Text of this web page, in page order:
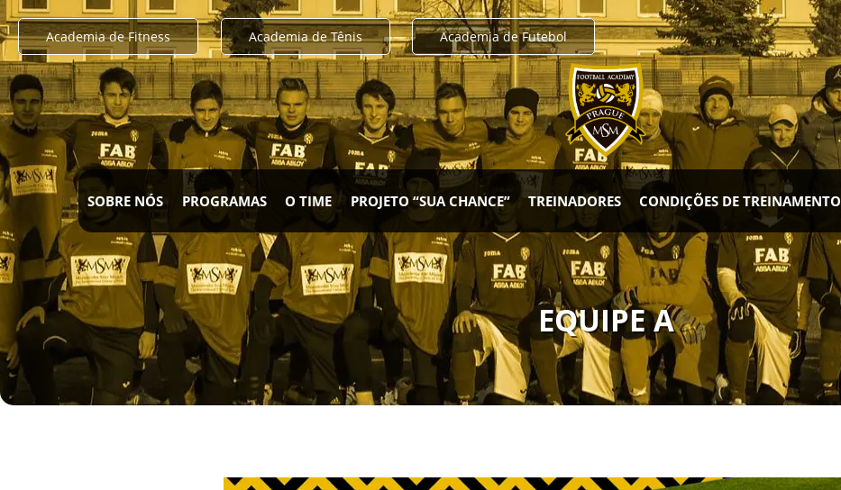
Academia de Fitness Academia de Tênis Academia de Futebol
EQUIPE A
SOBRE NÓS PROGRAMAS O TIME PROJETO “SUA CHANCE” TREINADORES CONDIÇÕES DE TREINAMENTO